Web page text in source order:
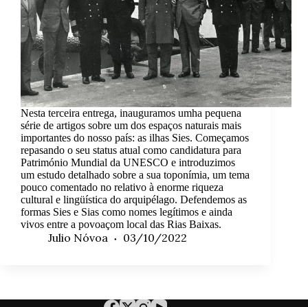
Nesta terceira entrega, inauguramos umha pequena
série de artigos sobre um dos espaços naturais mais
importantes do nosso país: as ilhas Sies. Começamos
repasando o seu status atual como candidatura para
Património Mundial da UNESCO e introduzimos
um estudo detalhado sobre a sua toponímia, um tema
pouco comentado no relativo à enorme riqueza
cultural e lingüística do arquipélago. Defendemos as
formas Sies e Sias como nomes legítimos e ainda
vivos entre a povoaçom local das Rias Baixas.
Julio Nóvoa 03/10/2022